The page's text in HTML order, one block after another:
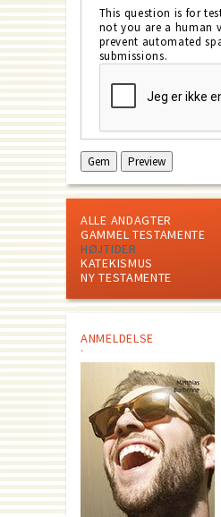
This question is for
not you are a human
prevent automated
submissions.
ALLE ANDAGTER
GAMMEL TESTAMENTE
HØJTIDER
KATEKISMUS
NY TESTAMENTE
ANMELDELSE